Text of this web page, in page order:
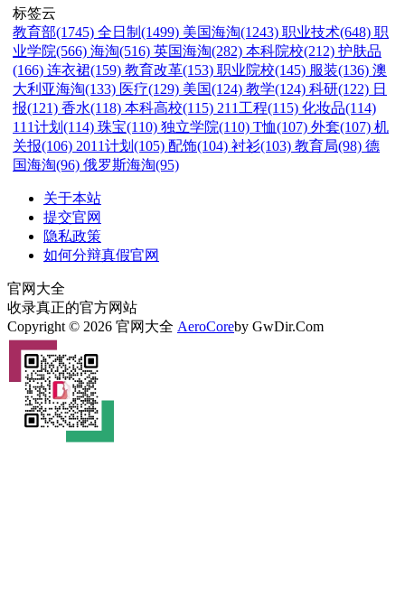
标签云
教育部(1745) 全日制(1499) 美国海淘(1243) 职业技术(648) 职
业学院(566) 海淘(516) 英国海淘(282) 本科院校(212) 护肤品
(166) 连衣裙(159) 教育改革(153) 职业院校(145) 服装(136) 澳
大利亚海淘(133) 医疗(129) 美国(124) 教学(124) 科研(122) 日
报(121) 香水(118) 本科高校(115) 211工程(115) 化妆品(114)
111计划(114) 珠宝(110) 独立学院(110) T恤(107) 外套(107) 机
关报(106) 2011计划(105) 配饰(104) 衬衫(103) 教育局(98) 德
国海淘(96) 俄罗斯海淘(95)
关于本站
提交官网
隐私政策
如何分辩真假官网
官网大全
收录真正的官方网站
Copyright © 2026 官网大全 AeroCoreby GwDir.Com